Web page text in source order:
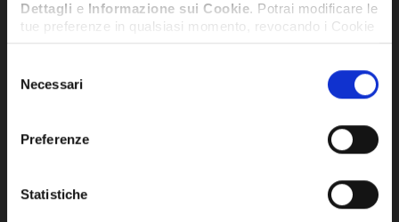
Dettagli e Informazione sui Cookie. Potrai modificare le
tue preferenze in qualsiasi momento, revocando i Cookie
precedentemente autorizzati, direttamente dalle
delNecessari
Preferenze
Statistiche